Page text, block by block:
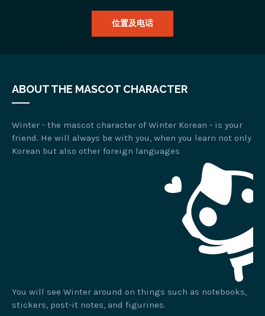
位置及电话
ABOUT THE MASCOT CHARACTER
Winter - the mascot character of Winter Korean - is your
friend. He will always be with you, when you learn not only
Korean but also other foreign languages
You will see Winter around on things such as notebooks,
stickers, post-it notes, and figurines.